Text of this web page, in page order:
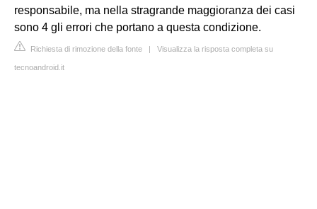
responsabile, ma nella stragrande maggioranza dei casi
sono 4 gli errori che portano a questa condizione.
Richiesta di rimozione della fonte | Visualizza la risposta completa su
tecnoandroid.it